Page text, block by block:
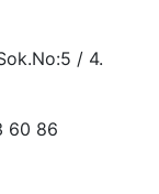
/ 4.
60 86